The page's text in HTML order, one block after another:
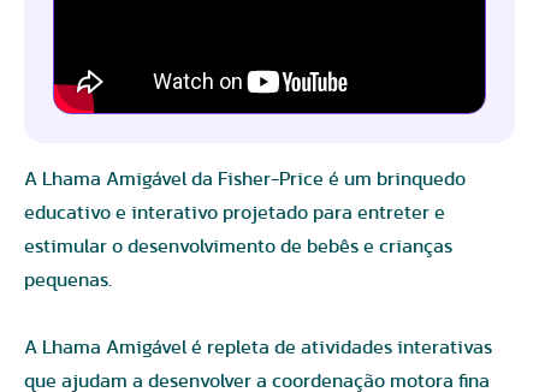
A Lhama Amigável da Fisher-Price é um brinquedo
educativo e interativo projetado para entreter e
estimular o desenvolvimento de bebês e crianças
pequenas.
A Lhama Amigável é repleta de atividades interativas
que ajudam a desenvolver a coordenação motora fina